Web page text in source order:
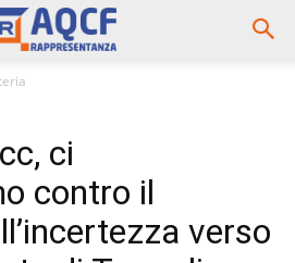
ci
contro il
verso